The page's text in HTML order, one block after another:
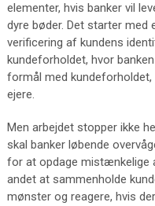
elementer, hvis banker vil
dyre bøder. Det starter med
verificering af kundens
kundeforholdet, hvor
formål med
ejere.
Men arbejdet stopper ikke
skal banker løbende
for at opdage mistænkelige
andet at sammenholde
mønster og reagere, hvis